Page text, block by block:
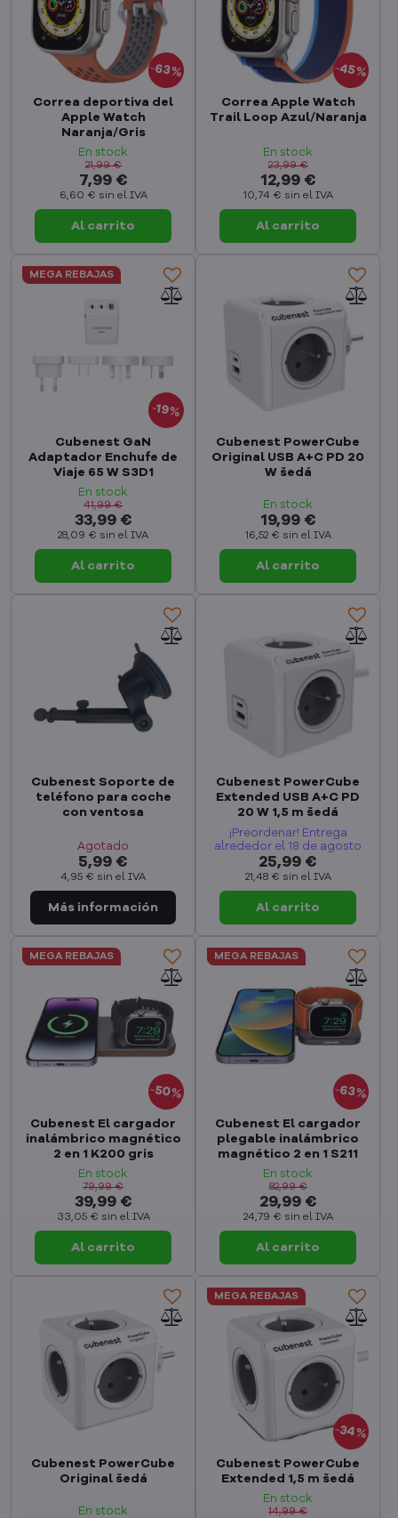
63%
Correa deportiva del
Apple Watch
Naranja/Gris
En stock
7,99 €
6,60 € sin el IVA
21,99 €
Al carrito
45%
Correa Apple Watch
Trail Loop Azul/Naranja
En stock
12,99 €
10,74 € sin el IVA
23,99 €
Al carrito
19%
MEGA REBAJAS
Cubenest GaN
Adaptador Enchufe de
Viaje 65 W S3D1
En stock
33,99 €
28,09 € sin el IVA
41,99 €
Al carrito
Cubenest PowerCube
Original USB A+C PD 20
W šedá
En stock
19,99 €
16,52 € sin el IVA
Al carrito
Cubenest Soporte de
teléfono para coche
con ventosa
Agotado
5,99 €
4,95 € sin el IVA
Cubenest PowerCube
Extended USB A+C PD
20 W 1,5 m šedá
¡Preordenar! Entrega
alrededor el 18 de agosto
25,99 €
21,48 € sin el IVA
Al carrito
50%
MEGA REBAJAS
Cubenest El cargador
inalámbrico magnético
2 en 1 K200 gris
En stock
39,99 €
33,05 € sin el IVA
79,99 €
Al carrito
63%
MEGA REBAJAS
Cubenest El cargador
plegable inalámbrico
magnético 2 en 1 S211
En stock
29,99 €
24,79 € sin el IVA
82,99 €
Al carrito
Cubenest PowerCube
Original šedá
En stock
34%
MEGA REBAJAS
Cubenest PowerCube
Extended 1,5 m šedá
En stock
14,99 €